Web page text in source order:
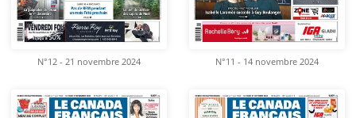
N°12 - 21 novembre 2024 N°11 - 14 novembre 2024